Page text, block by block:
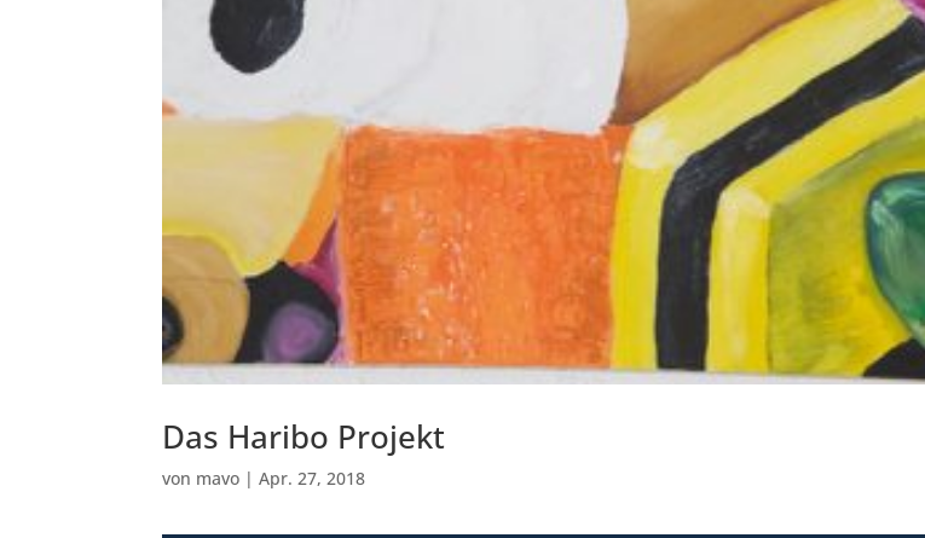
Das Haribo Projekt
von mavo |Apr. 27, 2018